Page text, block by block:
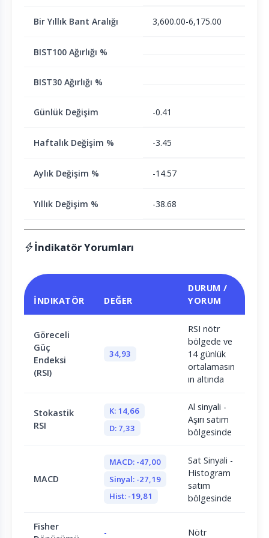
Bir Yıllık Bant Aralığı 3,600.00-6,175.00
BIST100 Ağırlığı %
BIST30 Ağırlığı %
Günlük Değişim -0.41
Haftalık Değişim % -3.45
Aylık Değişim % -14.57
Yıllık Değişim % -38.68
İndikatör Yorumları
İNDIKATÖR DEĞER
DURUM /
YORUM
Göreceli
Güç
Endeksi
(RSI)
34,93
RSI nötr
bölgede ve
14 günlük
ortalamasın
ın altında
Stokastik
RSI
K: 14,66
D: 7,33
Al sinyali -
Aşırı satım
bölgesinde
MACD
MACD: -47,00
Sinyal: -27,19
Hist: -19,81
Sat Sinyali -
Histogram
satım
bölgesinde
Fisher
- Nötr